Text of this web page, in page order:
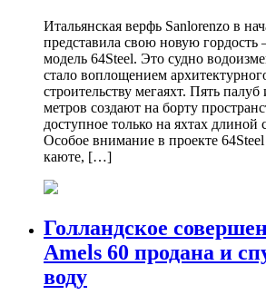
Итальянская верфь Sanlorenzo в
представила свою новую
модель 64Steel. Это судно
стало воплощением
строительству мегаяхт. Пять
метров создают на борту
доступное только на яхтах
Особое внимание в проекте
каюте, […]
Голландское
Amels 60 продана и
воду